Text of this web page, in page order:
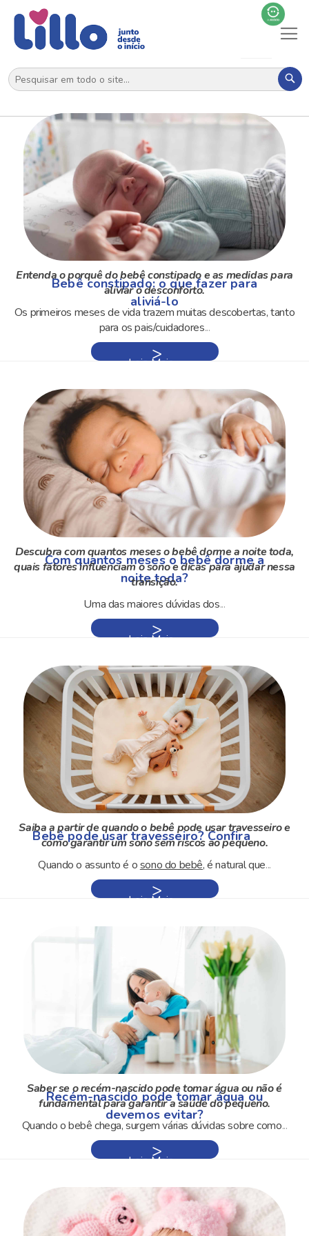
Bebê constipado: o que fazer para
aliviá-lo
Entenda o porquê do bebê constipado e as medidas para
aliviar o desconforto.
Os primeiros meses de vida trazem muitas descobertas, tanto
para os pais/cuidadores...
Leia Mais »
Com quantos meses o bebê dorme a
noite toda?
Descubra com quantos meses o bebê dorme a noite toda,
quais fatores influenciam o sono e dicas para ajudar nessa
transição.
Uma das maiores dúvidas dos...
Leia Mais »
Bebê pode usar travesseiro? Confira
Saiba a partir de quando o bebê pode usar travesseiro e
como garantir um sono sem riscos ao pequeno.
Quando o assunto é osono do bebê, é natural que...
Leia Mais »
Recém-nascido pode tomar água ou
devemos evitar?
Saber se o recém-nascido pode tomar água ou não é
fundamental para garantir a saúde do pequeno.
Quando o bebê chega, surgem várias dúvidas sobre como...
Leia Mais »